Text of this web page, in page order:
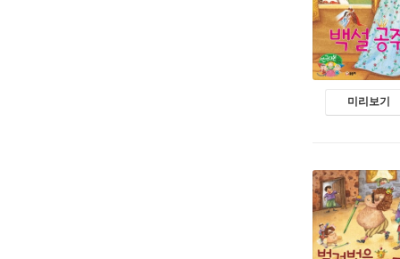
미리보기